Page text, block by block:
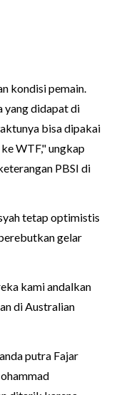
kondisi pemain.
yang didapat di
bisa dipakai
WTF," ungkap
PBSI di
tetap optimistis
gelar
kami andalkan
di Australian
putra Fajar